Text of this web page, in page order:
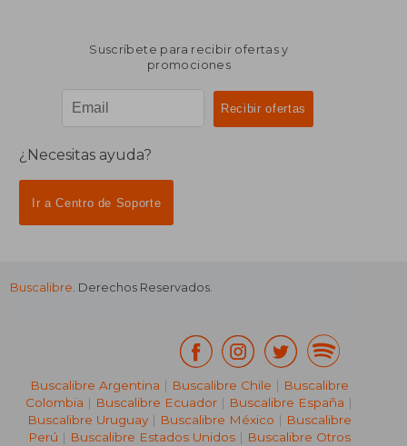
₡ 13.954
Suscríbete para recibir ofertas y
promociones
¿Necesitas ayuda?
Ir a Centro de Soporte
Buscalibre. Derechos Reservados.
Buscalibre Argentina | Buscalibre Chile | Buscalibre
Colombia | Buscalibre Ecuador | Buscalibre España |
Buscalibre Uruguay| Buscalibre México | Buscalibre
Perú | Buscalibre Estados Unidos| Buscalibre Otros